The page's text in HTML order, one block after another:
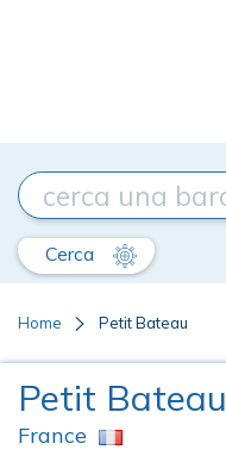
Cerca
Home Petit Bateau
Petit Bateau
France